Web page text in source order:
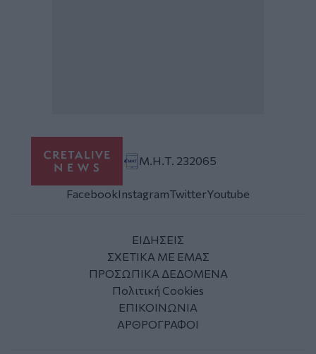
Μ.Η.Τ. 232065
FacebookInstagramTwitterYoutube
ΕΙΔΗΣΕΙΣ
ΣΧΕΤΙΚΑ ΜΕ ΕΜΑΣ
ΠΡΟΣΩΠΙΚΑ ΔΕΔΟΜΕΝΑ
Πολιτική Cookies
ΕΠΙΚΟΙΝΩΝΙΑ
ΑΡΘΡΟΓΡΑΦΟΙ